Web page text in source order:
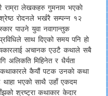
राम्रा लेखकहरु गुमनाम भएकाे
राेदनले भर्खरै सम्पन्न १२
पाउने युवा नवागान्तुक
साथ दिएको समय पनि हो
अचानक एउटै कथाले सबै
अलिकति मिहिनेत र धैर्यता
कैयौं पटक उनकाे कथा
थाहा भएको साथै उहाँ एकदम
श्रष्ट्रा कथाकार केदार